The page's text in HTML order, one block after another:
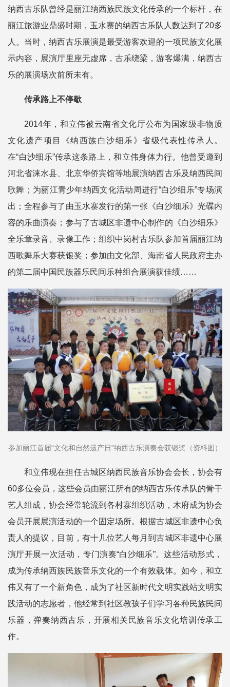
纳西古乐队曾经是丽江纳西族民族文化传承的一个标杆，在
丽江旅游业鼎盛时期，玉水寨的纳西古乐队人数达到了20多
人。当时，纳西古乐展演是最受游客欢迎的一项民族文化展
示内容，展演厅里座无虚席，古乐绕梁，游客爆满，纳西古
乐的展演场次前所未有。
传承路上不停歇
2014年，和立伟被云南省文化厅公布为国家级非物质
文化遗产项目《纳西族白沙细乐》省级代表性传承人。
在“白沙细乐”传承这条路上，和立伟身体力行。他曾受邀到
河北省涞水县、北京华侨宾馆等地展演纳西古乐及纳西民间
歌舞；为丽江青少年纳西文化活动周进行“白沙细乐”专场演
出；全程参与了由玉水寨发行的第一张《白沙细乐》光碟内
容的乐曲演奏；参与了古城区非遗中心制作的《白沙细乐》
全乐章录音、录像工作；组织中岗村古乐队参加首届丽江纳
西歌舞乐大赛获银奖；参加由文化部、海南省人民政府主办
的第二届中国民族器乐民间乐种组合展演获佳绩……
参加丽江首届“文化和自然遗产日”纳西古乐演奏会获银奖（资料图）
和立伟现在担任古城区纳西民族音乐协会会长，协会有
60多位会员，这些会员由丽江所有的纳西古乐传承队的骨干
艺人组成，协会经常轮流到各村寨组织活动，木府成为协会
会员开展展演活动的一个固定场所。根据古城区非遗中心负
责人的提议，目前，有十几位艺人每月到古城区非遗中心展
演厅开展一次活动，专门演奏“白沙细乐”。这些活动形式，
成为传承纳西族民族音乐文化的一个有效载体。如今，和立
伟又有了一个新角色，成为了社区新时代文明实践站文明实
践活动的志愿者，他经常到社区教孩子们学习各种民族民间
乐器，弹奏纳西古乐，开展相关民族音乐文化培训传承工
作。